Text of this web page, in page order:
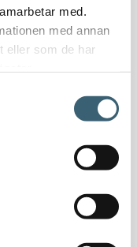
med.
med annan
eller som de har
produkter för små som
som vattenslangar,
och pop-up sprinklers
Clabers egna fabriker
om produkten.